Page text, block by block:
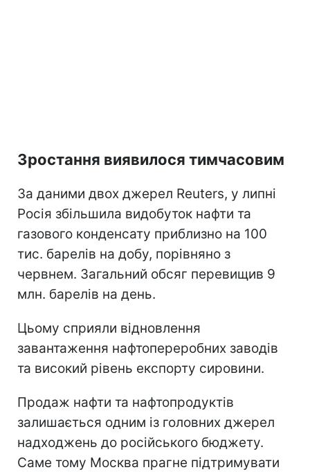
Зростання виявилося тимчасовим
За даними двох джерел Reuters, у липні
Росія збільшила видобуток нафти та
газового конденсату приблизно на 100
тис. барелів на добу, порівняно з
червнем. Загальний обсяг перевищив 9
млн. барелів на день.
Цьому сприяли відновлення
завантаження нафтопереробних заводів
та високий рівень експорту сировини.
Продаж нафти та нафтопродуктів
залишається одним із головних джерел
надходжень до російського бюджету.
Саме тому Москва прагне підтримувати